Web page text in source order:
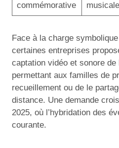
commémorative
Face à la charge
certaines entreprises
captation vidéo et sonore de
permettant aux familles de
recueillement ou de le
distance. Une demande
2025, où l’hybridation des
courante.